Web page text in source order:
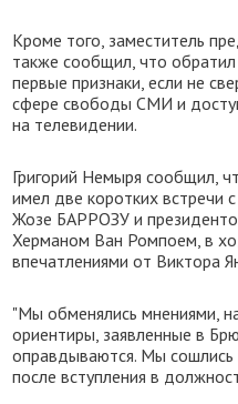
Кроме того, заместитель
также сообщил, что
первые признаки, если не
сфере свободы СМИ и
на телевидении.
Григорий Немыря сообщил,
имел две коротких встречи
Жозе БАРРОЗУ и
Херманом Ван Ромпоем, в
впечатлениями от Виктора
"Мы обменялись мнениями,
ориентиры, заявленные в
оправдываются. Мы
после вступления в